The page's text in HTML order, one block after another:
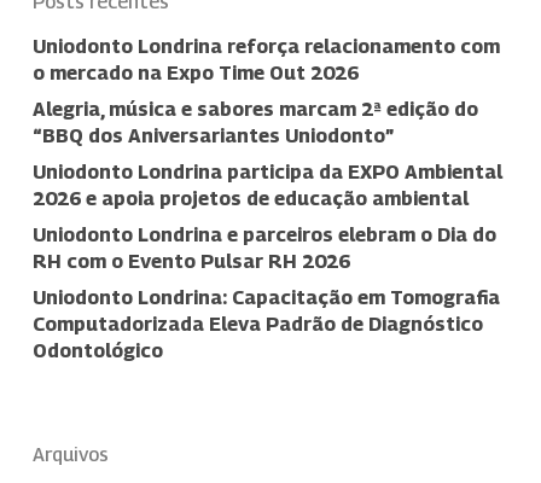
Uniodonto Londrina reforça relacionamento com
o mercado na Expo Time Out 2026
Alegria, música e sabores marcam 2ª edição do
“BBQ dos Aniversariantes Uniodonto”
Uniodonto Londrina participa da EXPO Ambiental
2026 e apoia projetos de educação ambiental
Uniodonto Londrina e parceiros elebram o Dia do
RH com o Evento Pulsar RH 2026
Uniodonto Londrina: Capacitação em Tomografia
Computadorizada Eleva Padrão de Diagnóstico
Odontológico
Arquivos